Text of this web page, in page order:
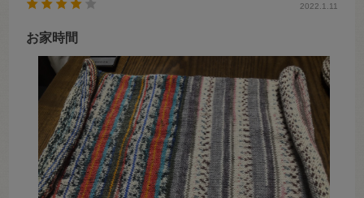
どれも本当に可愛くて購入して良かったです。
2022.1.11
お家時間